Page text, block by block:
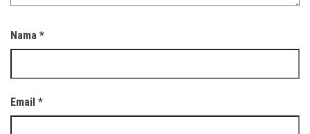
Nama *
Email *